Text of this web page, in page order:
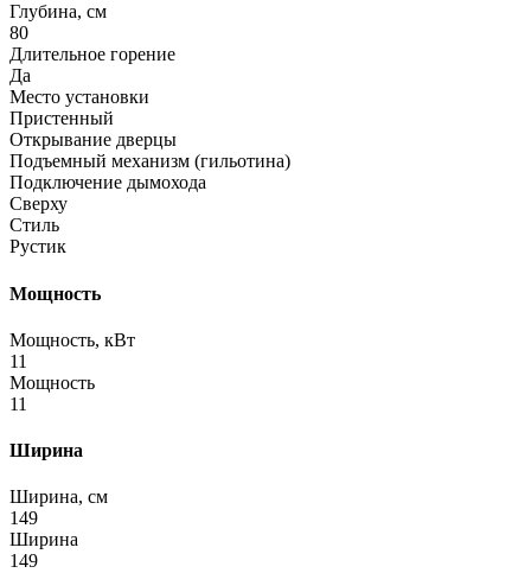
Глубина, см
80
Длительное горение
Да
Место установки
Пристенный
Открывание дверцы
Подъемный механизм (гильотина)
Подключение дымохода
Сверху
Стиль
Рустик
Мощность
Мощность, кВт
11
Мощность
11
Ширина
Ширина, см
149
Ширина
149